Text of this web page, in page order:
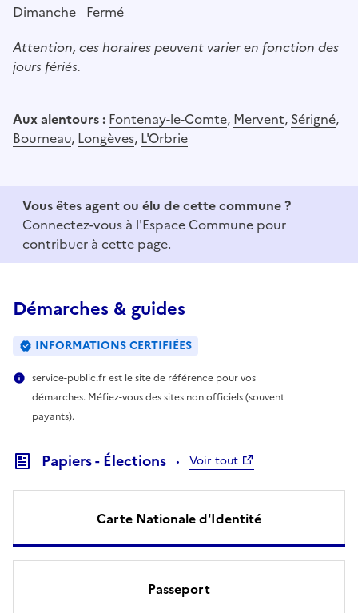
Dimanche Fermé
Attention, ces horaires peuvent varier en fonction des
jours fériés.
Aux alentours : Fontenay-le-Comte, Mervent, Sérigné,
Bourneau, Longèves, L'Orbrie
Vous êtes agent ou élu de cette commune ?
Connectez-vous à l'Espace Commune pour
contribuer à cette page.
Démarches & guides
INFORMATIONS CERTIFIÉES
service-public.fr est le site de référence pour vos
démarches. Méfiez-vous des sites non officiels (souvent
payants).
Papiers - Élections Voir tout
Carte Nationale d'Identité
Passeport